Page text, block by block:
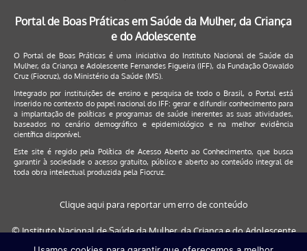
Portal de Boas Práticas em Saúde da Mulher, da Criança
e do Adolescente
O Portal de Boas Práticas é uma iniciativa do Instituto Nacional de Saúde da
Mulher, da Criança e Adolescente Fernandes Figueira (IFF), da Fundação Oswaldo
Cruz (Fiocruz), do Ministério da Saúde (MS).
Integrado por instituições de ensino e pesquisa de todo o Brasil, o Portal está
inserido no contexto do papel nacional do IFF: gerar e difundir conhecimento para
a implantação de políticas e programas de saúde inerentes as suas atividades,
baseados no cenário demográfico e epidemiológico e na melhor evidência
científica disponível.
Este site é regido pela Política de Acesso Aberto ao Conhecimento, que busca
garantir à sociedade o acesso gratuito, público e aberto ao conteúdo integral de
toda obra intelectual produzida pela Fiocruz.
Clique aqui para reportar um erro de conteúdo
© Instituto Nacional de Saúde da Mulher, da Criança e do Adolescente